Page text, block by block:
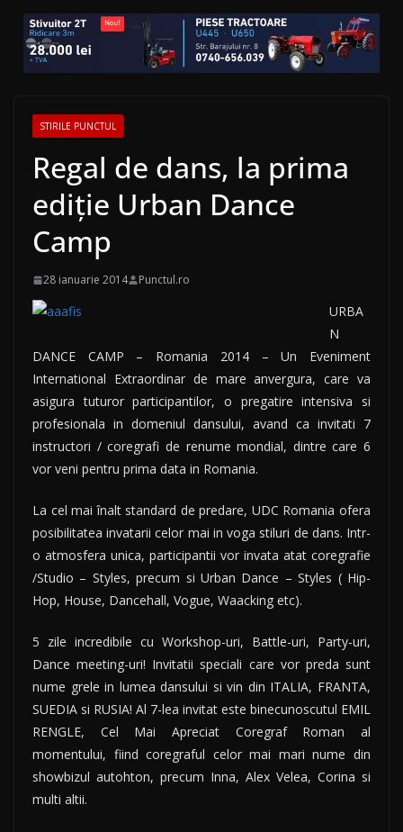
STIRILE PUNCTUL
Regal de dans, la prima
ediție Urban Dance
Camp
28 ianuarie 2014 Punctul.ro
URBA
N
DANCE CAMP – Romania 2014 – Un Eveniment
International Extraordinar de mare anvergura, care va
asigura tuturor participantilor, o pregatire intensiva si
profesionala in domeniul dansului, avand ca invitati 7
instructori / coregrafi de renume mondial, dintre care 6
vor veni pentru prima data in Romania.
La cel mai înalt standard de predare, UDC Romania ofera
posibilitatea invatarii celor mai in voga stiluri de dans. Intr-
o atmosfera unica, participantii vor invata atat coregrafie
/Studio – Styles, precum si Urban Dance – Styles ( Hip-
Hop, House, Dancehall, Vogue, Waacking etc).
5 zile incredibile cu Workshop-uri, Battle-uri, Party-uri,
Dance meeting-uri! Invitatii speciali care vor preda sunt
nume grele in lumea dansului si vin din ITALIA, FRANTA,
SUEDIA si RUSIA! Al 7-lea invitat este binecunoscutul EMIL
RENGLE, Cel Mai Apreciat Coregraf Roman al
momentului, fiind coregraful celor mai mari nume din
showbizul autohton, precum Inna, Alex Velea, Corina si
multi altii.